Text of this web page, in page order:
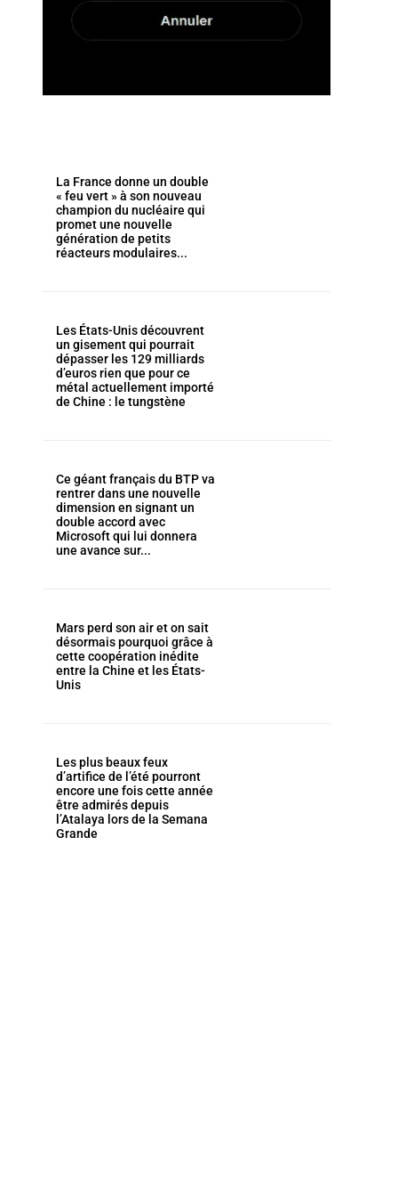
La France donne un double
« feu vert » à son nouveau
champion du nucléaire qui
promet une nouvelle
génération de petits
réacteurs modulaires...
Les États-Unis découvrent
un gisement qui pourrait
dépasser les 129 milliards
d’euros rien que pour ce
métal actuellement importé
de Chine : le tungstène
Ce géant français du BTP va
rentrer dans une nouvelle
dimension en signant un
double accord avec
Microsoft qui lui donnera
une avance sur...
Mars perd son air et on sait
désormais pourquoi grâce à
cette coopération inédite
entre la Chine et les États-
Unis
Les plus beaux feux
d’artifice de l’été pourront
encore une fois cette année
être admirés depuis
l’Atalaya lors de la Semana
Grande